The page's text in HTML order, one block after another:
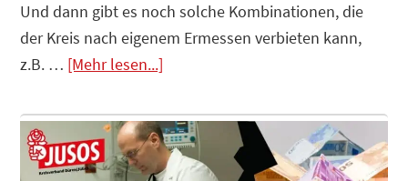
Und dann gibt es noch solche Kombinationen, die
der Kreis nach eigenem Ermessen verbieten kann,
z.B. … [Mehr lesen...]
Plugin
Wir
fordern: